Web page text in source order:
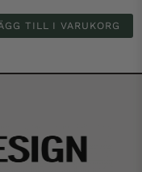
TILL I VARUKORG